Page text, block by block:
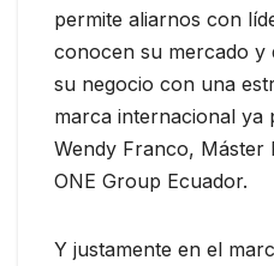
permite aliarnos con
conocen su mercado y
su negocio con una
marca internacional ya
Wendy Franco, Máster
ONE Group Ecuador.
Y justamente en el